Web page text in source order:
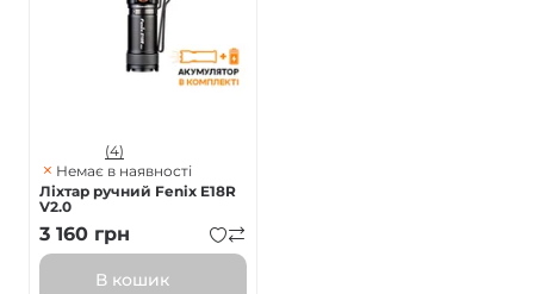
(4)
Немає в наявності
Ліхтар ручний Fenix E18R
V2.0
3 160 грн
В кошик